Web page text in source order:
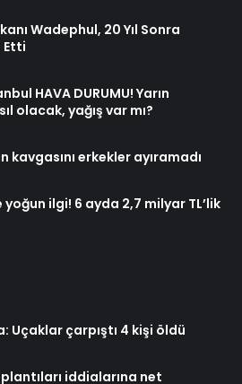
Wadephul, 20 Yıl Sonra
Etti
HAVA DURUMU! Yarın
olacak, yağış var mı?
kavgasını erkekler ayıramadı
ilgi! 6 ayda 2,7 milyar TL’lik
Uçaklar çarpıştı 4 kişi öldü
iddialarına net